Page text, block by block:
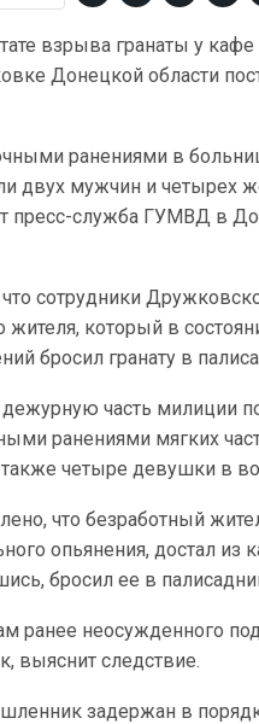
взрыва гранаты у
Донецкой области
ранениями в
двух мужчин и четырех
пресс-служба ГУМВД в
что сотрудники
жителя, который в
бросил гранату в
часть милиции
ранениями мягких
также четыре девушки в
что безработный
опьянения, достал из
бросил ее в
ранее неосужденного
выяснит следствие.
задержан в